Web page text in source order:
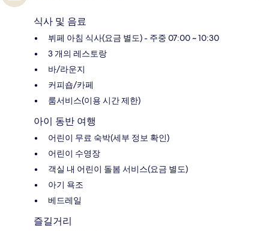
식사 및 음료
뷔페 아침 식사(요금 별도) - 주중 07:00 ~ 10:30
3 개의 레스토랑
바/라운지
커피숍/카페
룸서비스(이용 시간 제한)
아이 동반 여행
어린이 무료 숙박(세부 정보 확인)
어린이 수영장
객실 내 어린이 돌봄 서비스(요금 별도)
아기 욕조
베드레일
즐길거리